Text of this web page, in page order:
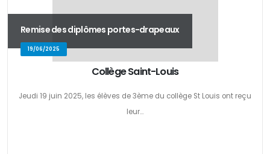
Remise des diplômes portes-drapeaux
19/06/2025
Collège Saint-Louis
Jeudi 19 juin 2025, les élèves de 3ème du collège St Louis ont reçu
leur...